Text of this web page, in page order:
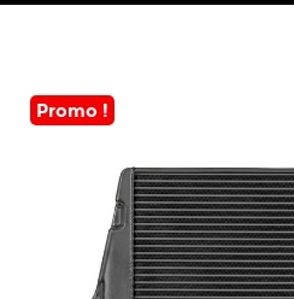
Promo !